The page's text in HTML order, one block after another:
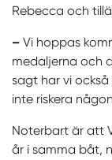
Rebecca och
– Vi hoppas
medaljerna och
sagt har vi
inte riskera
Noterbart är att
år i samma båt,